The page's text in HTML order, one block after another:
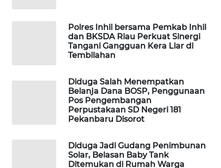
Polres Inhil bersama Pemkab Inhil
dan BKSDA Riau Perkuat Sinergi
Tangani Gangguan Kera Liar di
Tembilahan
Diduga Salah Menempatkan
Belanja Dana BOSP, Penggunaan
Pos Pengembangan
Perpustakaan SD Negeri 181
Pekanbaru Disorot
Diduga Jadi Gudang Penimbunan
Solar, Belasan Baby Tank
Ditemukan di Rumah Warga
WAHANA
KONSUMEN